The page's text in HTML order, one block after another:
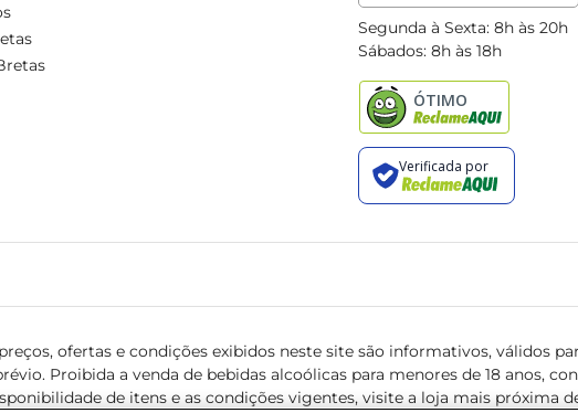
Segunda à Sexta: 8h às 20h
Sábados: 8h às 18h
ofertas e condições exibidos neste site são informativos, válidos
Proibida a venda de bebidas alcoólicas para menores de 18 anos,
de itens e as condições vigentes, visite a loja mais próxima